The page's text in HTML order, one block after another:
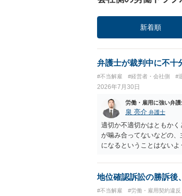
新着順
弁護士が裁判中に不十
#不当解雇 #経営者・会社側 #
2026年7月30日
労働・雇用に強い弁護
泉 亮介 弁護士
適切か不適切かはともか
が噛み合ってないなどの
になるということはないよ
地位確認訴訟の勝訴後
#不当解雇 #労働・雇用契約違反